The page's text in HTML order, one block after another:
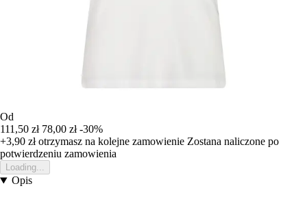
Od
111,50 zł 78,00 zł -30%
+3,90 złotrzymasz na kolejne zamowienie Zostana naliczone po
potwierdzeniu zamowienia
Loading...
Opis